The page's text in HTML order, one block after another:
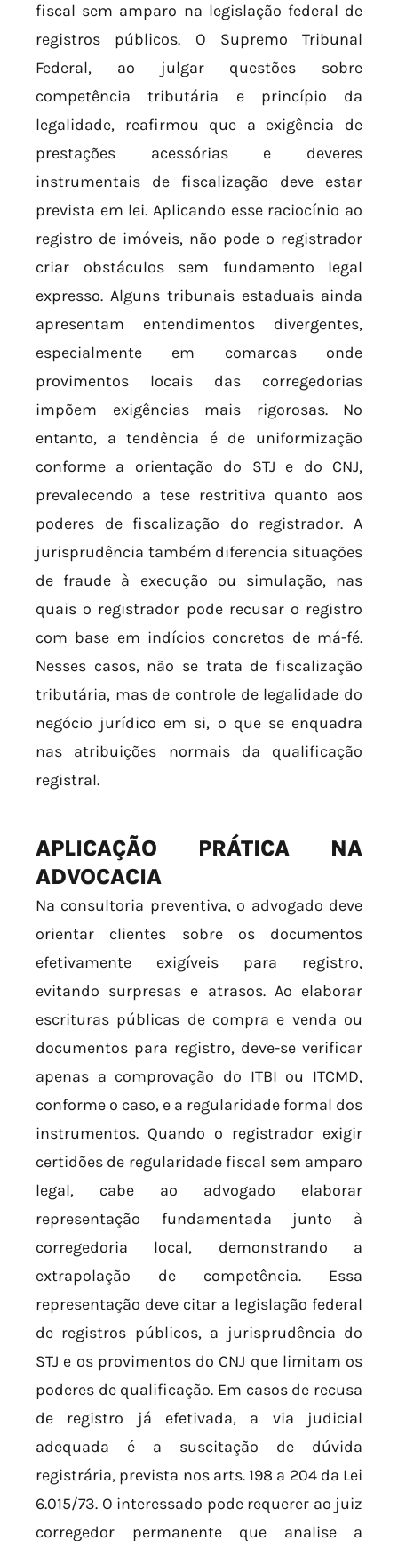
fiscal sem amparo na legislação federal de
registros públicos. O Supremo Tribunal
Federal, ao julgar questões sobre
competência tributária e princípio da
legalidade, reafirmou que a exigência de
prestações acessórias e deveres
instrumentais de fiscalização deve estar
prevista em lei. Aplicando esse raciocínio ao
registro de imóveis, não pode o registrador
criar obstáculos sem fundamento legal
expresso. Alguns tribunais estaduais ainda
apresentam entendimentos divergentes,
especialmente em comarcas onde
provimentos locais das corregedorias
impõem exigências mais rigorosas. No
entanto, a tendência é de uniformização
conforme a orientação do STJ e do CNJ,
prevalecendo a tese restritiva quanto aos
poderes de fiscalização do registrador. A
jurisprudência também diferencia situações
de fraude à execução ou simulação, nas
quais o registrador pode recusar o registro
com base em indícios concretos de má-fé.
Nesses casos, não se trata de fiscalização
tributária, mas de controle de legalidade do
negócio jurídico em si, o que se enquadra
nas atribuições normais da qualificação
registral.
APLICAÇÃO PRÁTICA NA
ADVOCACIA
Na consultoria preventiva, o advogado deve
orientar clientes sobre os documentos
efetivamente exigíveis para registro,
evitando surpresas e atrasos. Ao elaborar
escrituras públicas de compra e venda ou
documentos para registro, deve-se verificar
apenas a comprovação do ITBI ou ITCMD,
conforme o caso, e a regularidade formal dos
instrumentos. Quando o registrador exigir
certidões de regularidade fiscal sem amparo
legal, cabe ao advogado elaborar
representação fundamentada junto à
corregedoria local, demonstrando a
extrapolação de competência. Essa
representação deve citar a legislação federal
de registros públicos, a jurisprudência do
STJ e os provimentos do CNJ que limitam os
poderes de qualificação. Em casos de recusa
de registro já efetivada, a via judicial
adequada é a suscitação de dúvida
registrária, prevista nos arts. 198 a 204 da Lei
6.015/73. O interessado pode requerer ao juiz
corregedor permanente que analise a